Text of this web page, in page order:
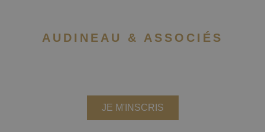
AUDINEAU & ASSOCIÉS
JE M'INSCRIS